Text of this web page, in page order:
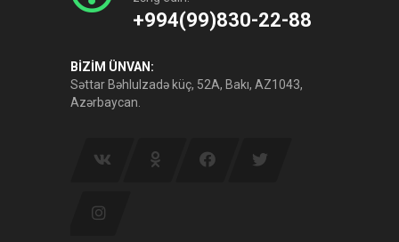
+994(99)830-22-88
BİZİM ÜNVAN:
Səttar Bəhlulzadə küç, 52A, Bakı, AZ1043,
Azərbaycan.